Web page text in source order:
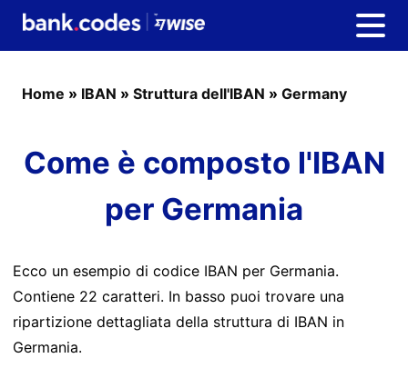
Home » IBAN » Struttura dell'IBAN » Germany
Come è composto l'IBAN
per Germania
Ecco un esempio di codice IBAN per Germania.
Contiene 22 caratteri. In basso puoi trovare una
ripartizione dettagliata della struttura di IBAN in
Germania.